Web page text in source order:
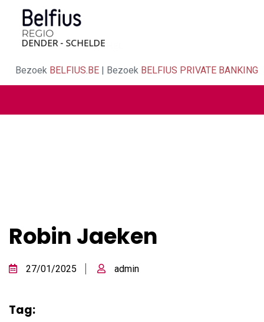
Bezoek BELFIUS.BE | Bezoek BELFIUS PRIVATE BANKING
Robin Jaeken
27/01/2025 admin
Tag: